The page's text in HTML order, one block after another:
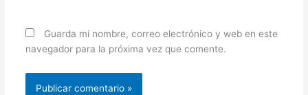
Guarda mi nombre, correo electrónico y web en este
navegador para la próxima vez que comente.